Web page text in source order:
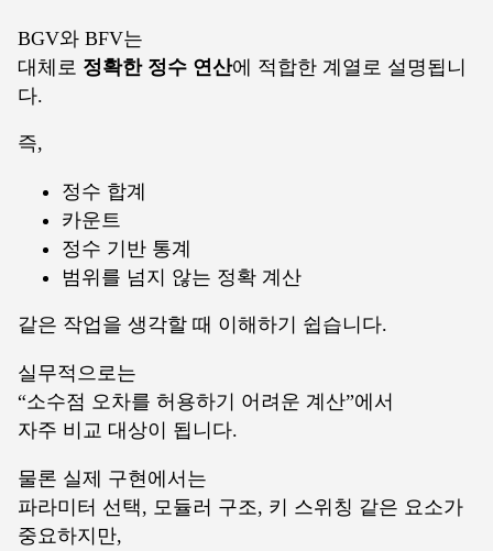
BGV와 BFV는
대체로 정확한 정수 연산에 적합한 계열로 설명됩니
다.
즉,
정수 합계
카운트
정수 기반 통계
범위를 넘지 않는 정확 계산
같은 작업을 생각할 때 이해하기 쉽습니다.
실무적으로는
“소수점 오차를 허용하기 어려운 계산”에서
자주 비교 대상이 됩니다.
물론 실제 구현에서는
파라미터 선택, 모듈러 구조, 키 스위칭 같은 요소가
중요하지만,